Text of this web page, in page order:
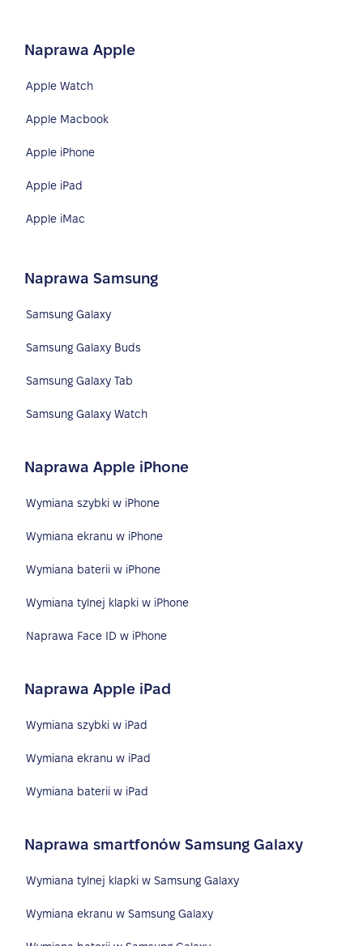
Naprawa Apple
Apple Watch
Apple Macbook
Apple iPhone
Apple iPad
Apple iMac
Naprawa Samsung
Samsung Galaxy
Samsung Galaxy Buds
Samsung Galaxy Tab
Samsung Galaxy Watch
Naprawa Apple iPhone
Wymiana szybki w iPhone
Wymiana ekranu w iPhone
Wymiana baterii w iPhone
Wymiana tylnej klapki w iPhone
Naprawa Face ID w iPhone
Naprawa Apple iPad
Wymiana szybki w iPad
Wymiana ekranu w iPad
Wymiana baterii w iPad
Naprawa smartfonów Samsung Galaxy
Wymiana tylnej klapki w Samsung Galaxy
Wymiana ekranu w Samsung Galaxy